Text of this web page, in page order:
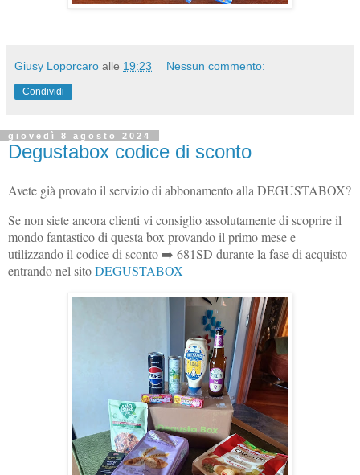
Giusy Loporcaro alle 19:23 Nessun commento:
Condividi
giovedì 8 agosto 2024
Degustabox codice di sconto
Avete già provato il servizio di abbonamento alla DEGUSTABOX?
Se non siete ancora clienti vi consiglio assolutamente di scoprire il
mondo fantastico di questa box provando il primo mese e
utilizzando il codice di sconto ➡️ 681SD durante la fase di acquisto
entrando nel sitoDEGUSTABOX